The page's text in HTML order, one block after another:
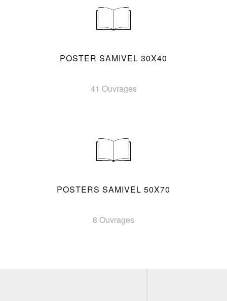
POSTER SAMIVEL 30X40
41 Ouvrages
POSTERS SAMIVEL 50X70
8 Ouvrages